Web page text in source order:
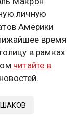
личную
Америки
время
в рамках
читайте в